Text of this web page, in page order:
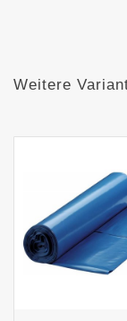
Weitere